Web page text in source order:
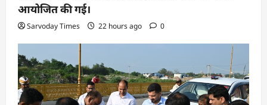
आयोजित की गई।
Sarvoday Times 22 hours ago 0